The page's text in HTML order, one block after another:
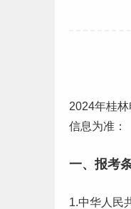
2024年桂
信息为准：
一、报考
1.中华人民